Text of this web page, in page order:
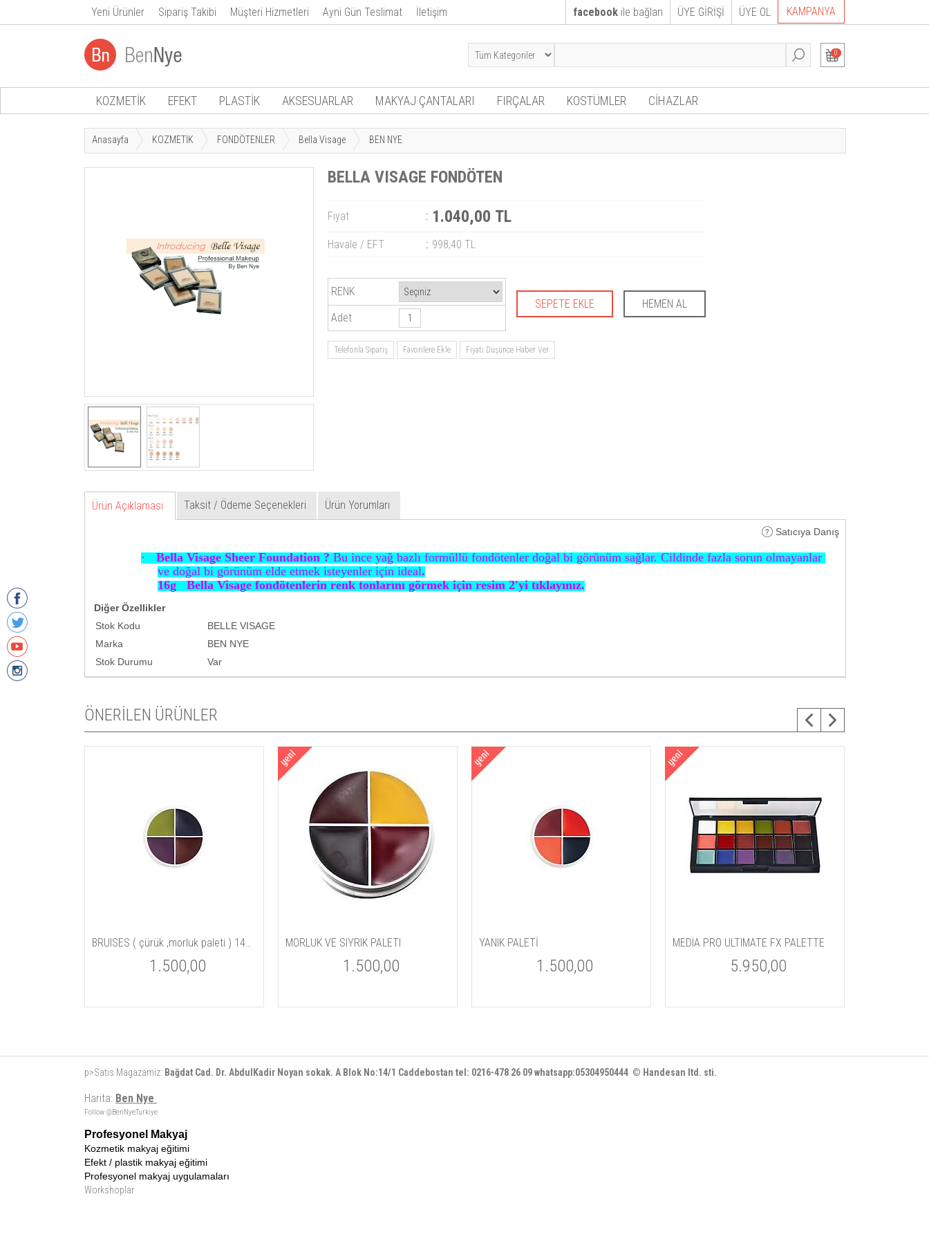
Yeni Ürünler Sipariş Takibi Müşteri Hizmetleri Ayni Gün Teslimat İletişim KAMPANYA
facebook ile bağlan ÜYE GİRİŞİ ÜYE OL
0
KOZMETİK EFEKT PLASTİK AKSESUARLAR MAKYAJ ÇANTALARI FIRÇALAR KOSTÜMLER CİHAZLAR
Anasayfa KOZMETİK FONDÖTENLER Bella Visage BEN NYE
BELLA VISAGE FONDÖTEN
Fiyat : 1.040,00 TL
Havale / EFT : 998,40 TL
RENK
Adet
Telefonla Sipariş Favorilere Ekle Fiyatı Düşünce Haber Ver
Ürün Açıklaması Taksit / Ödeme Seçenekleri Ürün Yorumları
Satıcıya Danış
· Bella Visage Sheer Foundation ? Bu ince yağ bazlı formüllü fondötenler doğal bi görünüm sağlar. Cildinde fazla sorun olmayanlar
ve doğal bi görünüm elde etmek isteyenler için ideal.
16gBella Visage fondötenlerin renk tonlarını görmek için resim 2'yi tıklayınız.
Diğer Özellikler
Stok Kodu
BELLE VISAGE
Marka
BEN NYE
Stok Durumu
Var
ÖNERİLEN ÜRÜNLER
BRUISES ( çürük ,morluk paleti ) 14gm / 5 oz
1.500,00
MORLUK VE SIYRIK PALETI
1.500,00
YANIK PALETİ
1.500,00
MEDIA PRO ULTIMATE FX PALETTE
5.950,00
p>Satis Magazamiz: Bağdat Cad. Dr. AbdulKadir Noyan sokak. A Blok No:14/1 Caddebostan tel: 0216-478 26 09 whatsapp:05304950444 © Handesan ltd. sti.
Harita: Ben Nye
Follow @BenNyeTurkiye
Profesyonel Makyaj
Kozmetik makyaj eğitimi
Efekt / plastik makyaj eğitimi
Profesyonel makyaj uygulamaları
Workshoplar